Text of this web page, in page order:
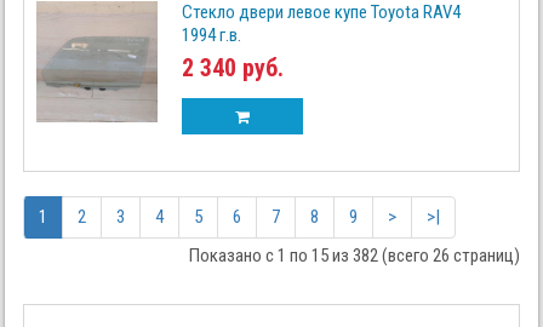
Стекло двери левое купе Toyota RAV4
1994 г.в.
2 340 руб.
1 2 3 4 5 6 7 8 9 >
>|
Показано с 1 по 15 из 382 (всего 26 страниц)